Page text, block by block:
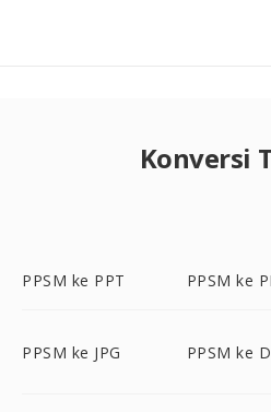
Konversi
PPSM ke PPT PPSM ke
PPSM ke JPG PPSM ke